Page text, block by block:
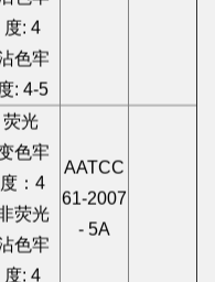
沾色牢
度: 4
沾色牢
: 4-5
荧光
变色牢
度：4
荧光
沾色牢
AATCC
61-2007